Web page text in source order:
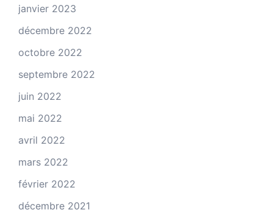
janvier 2023
décembre 2022
octobre 2022
septembre 2022
juin 2022
mai 2022
avril 2022
mars 2022
février 2022
décembre 2021